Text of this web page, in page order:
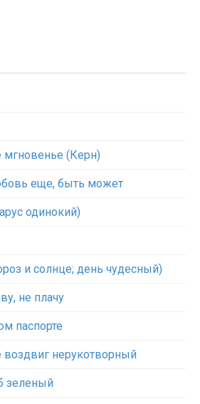
(Керн)
еще, быть может
одинокий)
и солнце; день чудесный)
не плачу
паспорте
воздвиг нерукотворный
зеленый